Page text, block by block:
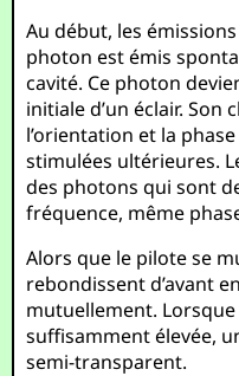
Au début, les
photon est émis
cavité. Ce photon
initiale d’un éclair.
l’orientation et la
stimulées ultérieures.
des photons qui sont
fréquence, même
Alors que le pilote se
rebondissent d’avant
mutuellement.
suffisamment élevée,
semi-transparent.